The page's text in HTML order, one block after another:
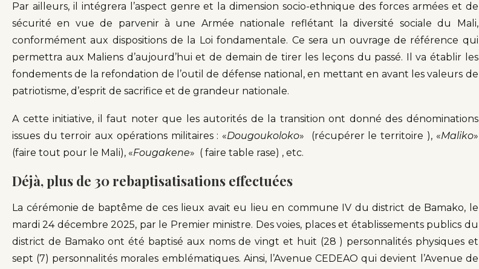
Par ailleurs, il intégrera l’aspect genre et la dimension socio-ethnique des forces armées et de
sécurité en vue de parvenir à une Armée nationale reflétant la diversité sociale du Mali,
conformément aux dispositions de la Loi fondamentale. Ce sera un ouvrage de référence qui
permettra aux Maliens d’aujourd’hui et de demain de tirer les leçons du passé. Il va établir les
fondements de la refondation de l’outil de défense national, en mettant en avant les valeurs de
patriotisme, d’esprit de sacrifice et de grandeur nationale.
A cette initiative, il faut noter que les autorités de la transition ont donné des dénominations
issues du terroir aux opérations militaires : «Dougoukoloko» (récupérer le territoire ), «Maliko»
(faire tout pour le Mali), «Fougakene» ( faire table rase) , etc.
Déjà, plus de 30 rebaptisatisations effectuées
La cérémonie de baptême de ces lieux avait eu lieu en commune IV du district de Bamako, le
mardi 24 décembre 2025, par le Premier ministre. Des voies, places et établissements publics du
district de Bamako ont été baptisé aux noms de vingt et huit (28 ) personnalités physiques et
sept (7) personnalités morales emblématiques. Ainsi, l’Avenue CEDEAO qui devient l’Avenue de